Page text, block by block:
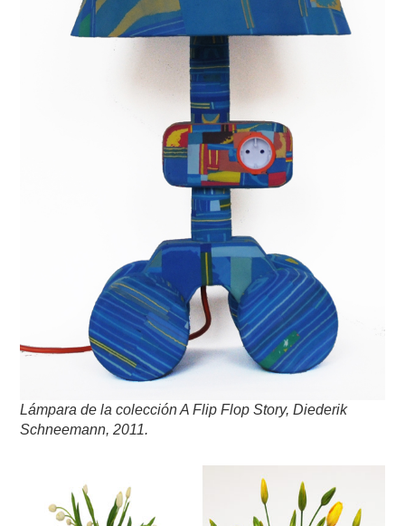
Lámpara de la colección A Flip Flop Story, Diederik
Schneemann, 2011.